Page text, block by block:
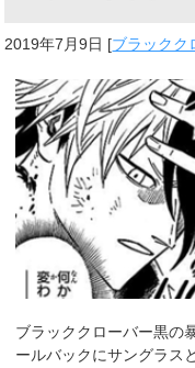
2019年7月9日 [ブラックク
ブラッククローバー黒の
ールバックにサングラス